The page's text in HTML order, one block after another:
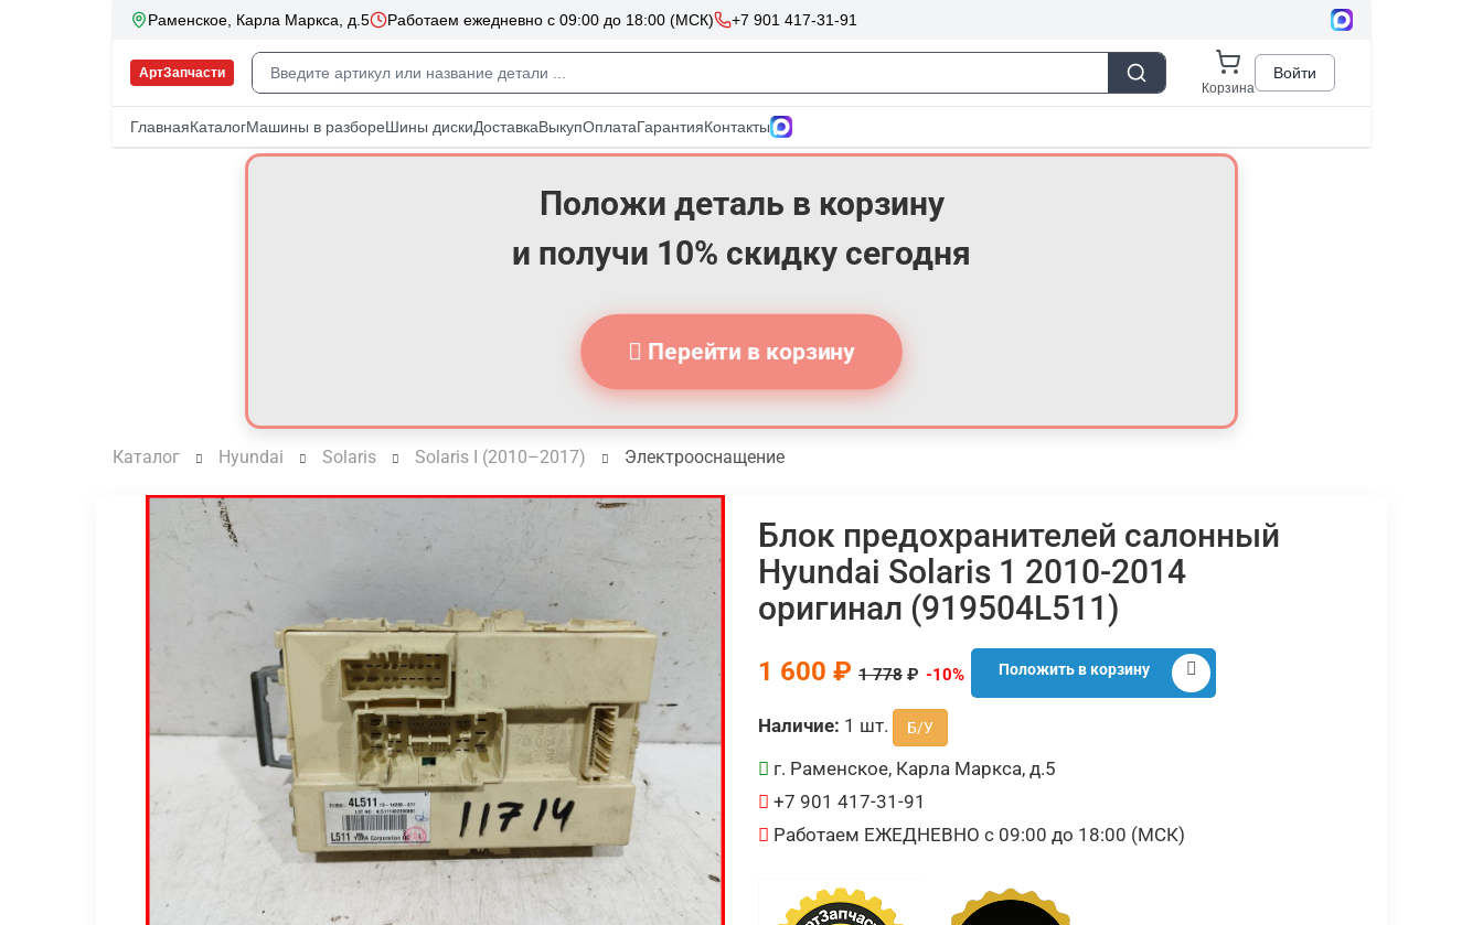
Положи деталь в корзину
и получи 10% скидку сегодня
Перейти в корзину
Каталог Hyundai Solaris Solaris I (2010–2017) Электрооснащение
Блок предохранителей салонный
Hyundai Solaris 1 2010-2014
оригинал (919504L511)
1 600 ₽ 1 778 ₽ -10% Положить в корзину
Наличие: 1 шт. Б/У
г. Раменское, Карла Маркса, д.5
+7 901 417-31-91
Работаем ЕЖЕДНЕВНО с 09:00 до 18:00 (МСК)